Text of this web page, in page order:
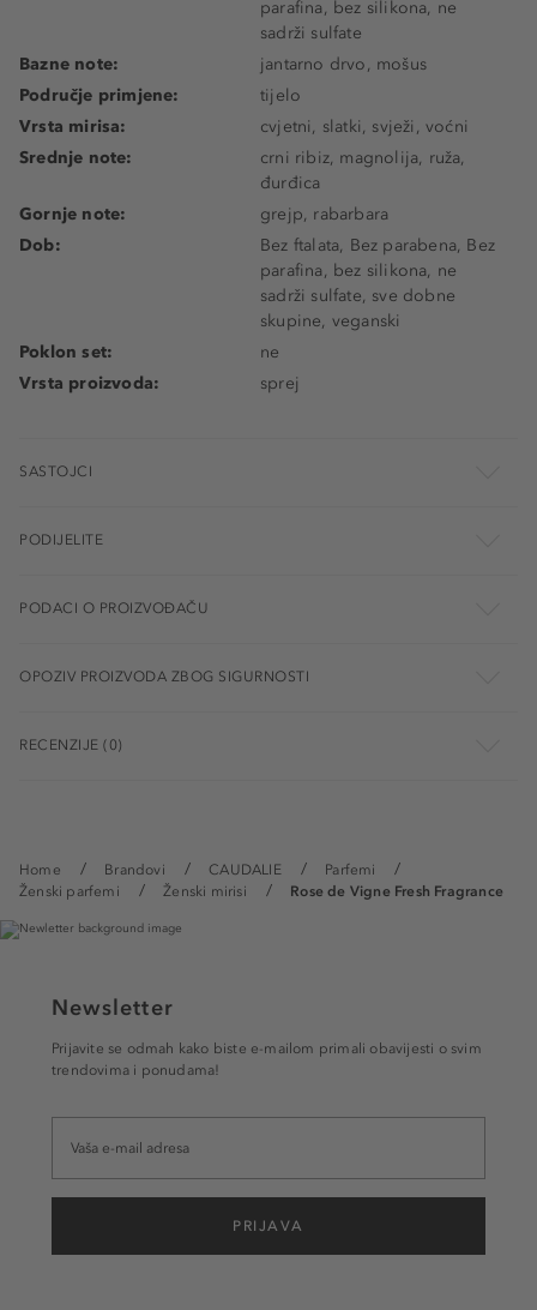
Home Brandovi CAUDALIE
Parfemi
Ženski parfemi
Ženski mirisi Rose de Vigne Fresh Fragrance
parafina, bez silikona, ne
sadrži sulfate
Bazne note:
jantarno drvo, mošus
Područje primjene:
tijelo
Vrsta mirisa:
cvjetni, slatki, svježi, voćni
Srednje note:
crni ribiz, magnolija, ruža,
đurđica
Gornje note:
grejp, rabarbara
Dob:
Bez ftalata, Bez parabena, Bez
parafina, bez silikona, ne
sadrži sulfate, sve dobne
skupine, veganski
Poklon set:
ne
Vrsta proizvoda:
sprej
SASTOJCI
PODIJELITE
PODACI O PROIZVOĐAČU
OPOZIV PROIZVODA ZBOG SIGURNOSTI
RECENZIJE (0)
Newsletter
Prijavite se odmah kako biste e-mailom primali obavijesti o svim
trendovima i ponudama!
PRIJAVA